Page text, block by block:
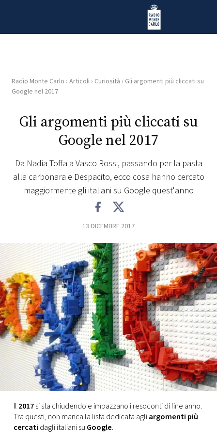
Radio Monte Carlo
HOME
RADIO
PLAYLIST
CONCORSI
EVENTI
VIDEO
TV
PRINCIPATO
DI
RMC
Radio Monte Carlo › Articoli › Curiosità › Gli argomenti più cliccati su
Google nel 2017
Gli argomenti più cliccati su
Google nel 2017
Da Nadia Toffa a Vasco Rossi, passando per la pasta
alla carbonara e Despacito, ecco cosa hanno cercato
maggiormente gli italiani su Google quest'anno
13 DICEMBRE 2017
Il 2017si sta chiudendo e impazzano i resoconti di fine anno.
Tra questi, non manca la lista dedicata agliargomenti più
cercati dagli italiani su Google.